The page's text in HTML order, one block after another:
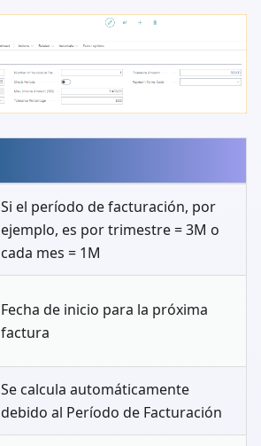
Si el período de facturación, por
ejemplo, es por trimestre = 3M o
cada mes = 1M
Fecha de inicio para la próxima
factura
Se calcula automáticamente
debido al Período de Facturación